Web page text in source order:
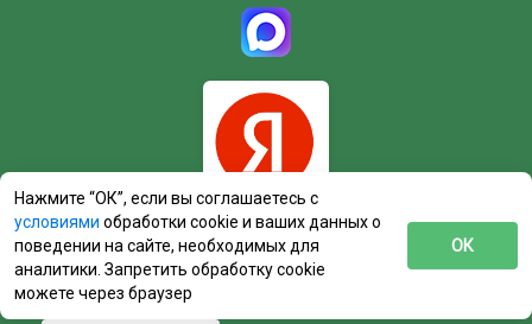
Нажмите “ОК”, если вы соглашаетесь с
условиями обработки cookie и ваших данных о
поведении на сайте, необходимых для
аналитики. Запретить обработку cookie
можете через браузер
ОК